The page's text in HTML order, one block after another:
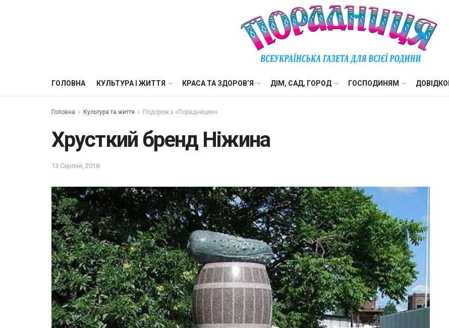
ГОЛОВНА КУЛЬТУРА І ЖИТТЯ КРАСА ТА ЗДОРОВ’Я ДІМ, САД, ГОРОД ГОСПОДИНЯМ
Головна Культура та життя Подорож з «Порадницею»
Хрусткий бренд Ніжина
13 Серпня, 2018